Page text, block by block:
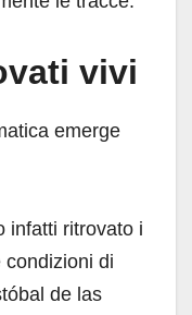
vivi
emerge
infatti ritrovato i
di
de las